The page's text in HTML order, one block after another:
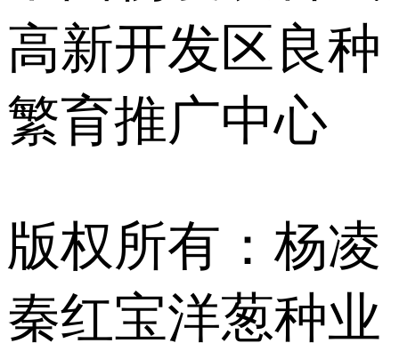
高新开发区良种
繁育推广中心
版权所有：杨凌
秦红宝洋葱种业